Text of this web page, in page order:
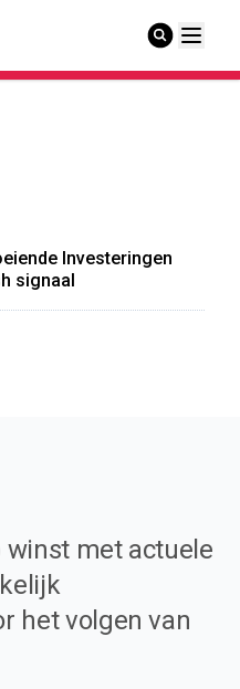
Investeringen
signaal
winst met actuele
het volgen van